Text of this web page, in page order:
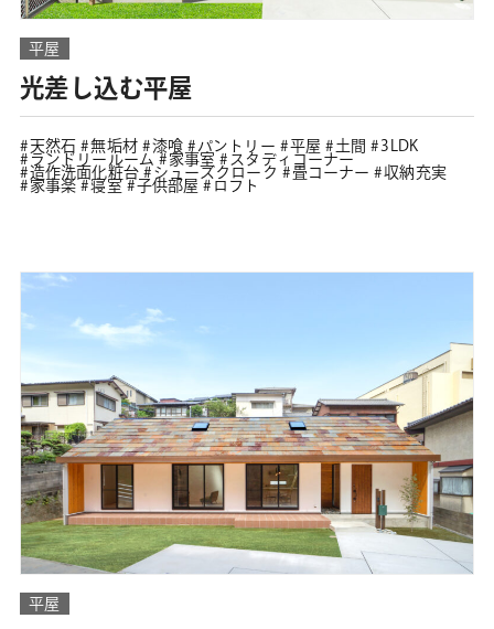
平屋
光差し込む平屋
天然石 無垢材 漆喰 パントリー 平屋 土間
3LDK
ランドリールーム
家事室
スタディコーナー
造作洗面化粧台
シューズクローク 畳コーナー
収納充実
家事楽
寝室 子供部屋 ロフト
平屋